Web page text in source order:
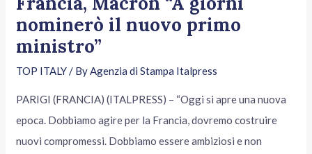
nominerò il nuovo primo
ministro”
TOP ITALY/ ByAgenzia di Stampa Italpress
PARIGI (FRANCIA) (ITALPRESS) – “Oggi si apre una nuova
epoca. Dobbiamo agire per la Francia, dovremo costruire
nuovi compromessi. Dobbiamo essere ambiziosi e non